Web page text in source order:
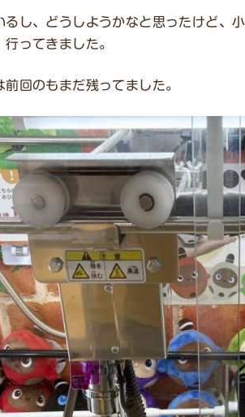
るし、どうしようかなと思ったけど、
ってきました。
回のもまだ残ってました。